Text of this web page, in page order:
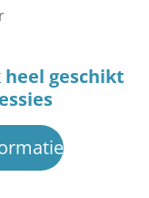
heel geschikt